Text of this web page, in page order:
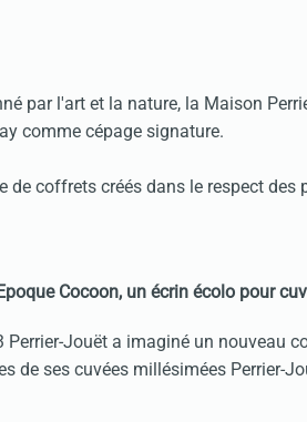
par l'art et la nature, la Maison
comme cépage signature.
coffrets créés dans le respect des
Cocoon, un écrin écolo pour
Perrier-Jouët a imaginé un nouveau
de ses cuvées millésimées Perrier-